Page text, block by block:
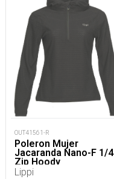
OUT41561-R
Poleron Mujer
Jacaranda Nano-F 1/4
Zip Hoody
Lippi